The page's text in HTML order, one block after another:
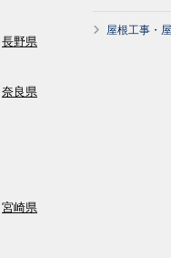
長野県
奈良県
宮崎県
屋根工事・